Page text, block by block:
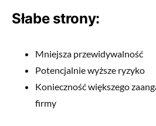
Słabe strony:
Mniejsza przewidywalność
Potencjalnie wyższe ryzyko
Konieczność większego
firmy